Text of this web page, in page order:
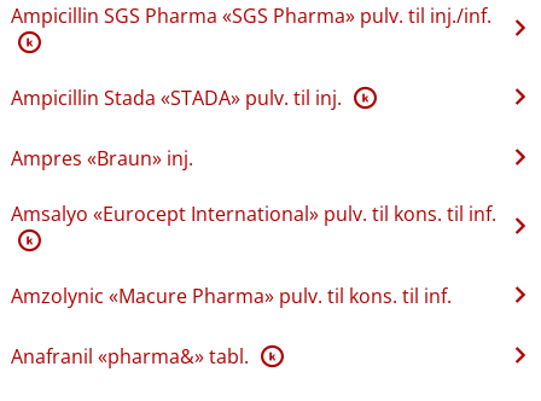
Ampicillin SGS Pharma «SGS Pharma» pulv. til inj.​/​inf.
K
Ampicillin Stada «STADA» pulv. til inj. K
Ampres «Braun» inj.
Amsalyo «Eurocept International» pulv. til kons. til inf.
K
Amzolynic «Macure Pharma» pulv. til kons. til inf.
Anafranil «pharma&» tabl. K